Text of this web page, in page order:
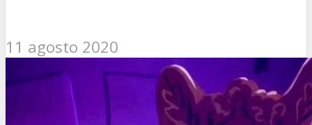
11 agosto 2020